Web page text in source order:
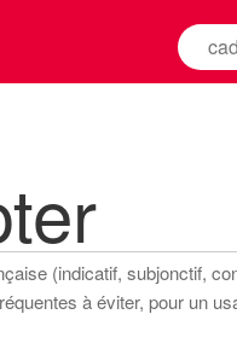
la
(indicatif, subjonctif,
à éviter, pour un